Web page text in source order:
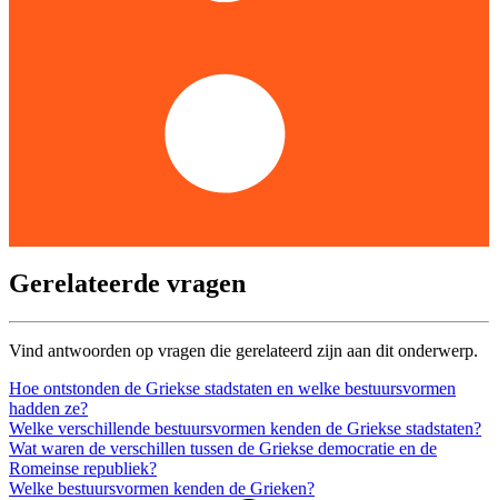
Gerelateerde vragen
Vind antwoorden op vragen die gerelateerd zijn aan dit onderwerp.
Hoe ontstonden de Griekse stadstaten en welke bestuursvormen
hadden ze?
Welke verschillende bestuursvormen kenden de Griekse stadstaten?
Wat waren de verschillen tussen de Griekse democratie en de
Romeinse republiek?
Welke bestuursvormen kenden de Grieken?